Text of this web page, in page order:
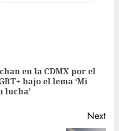
en la CDMX por el
bajo el lema ‘Mi
lucha’
Next